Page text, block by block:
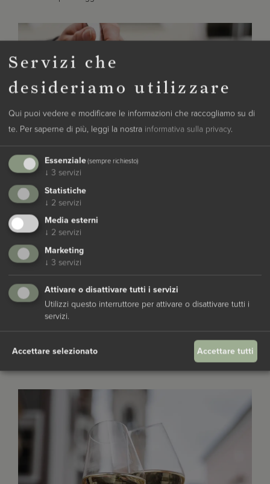
Gruppi
Su prenotazione, accogliamo gruppi numerosi per feste e
Servizi che
desideriamo utilizzare
Qui puoi vedere e modificare le informazioni che raccogliamo su di
te. Per saperne di più, leggi la nostra informativa sulla privacy.
Essenziale(sempre richiesto)
↓ 3 servizi
Statistiche
↓ 2 servizi
Media esterni
↓ 2 servizi
Marketing
↓ 3 servizi
Attivare o disattivare tutti i servizi
Utilizzi questo interruttore per attivare o disattivare tutti i
servizi.
Accettare selezionato Accettare tutti
Regalate benessere
Un buono del Posthotel Lamm di Vipiteno è un regalo
di sicuro successo
speciale.